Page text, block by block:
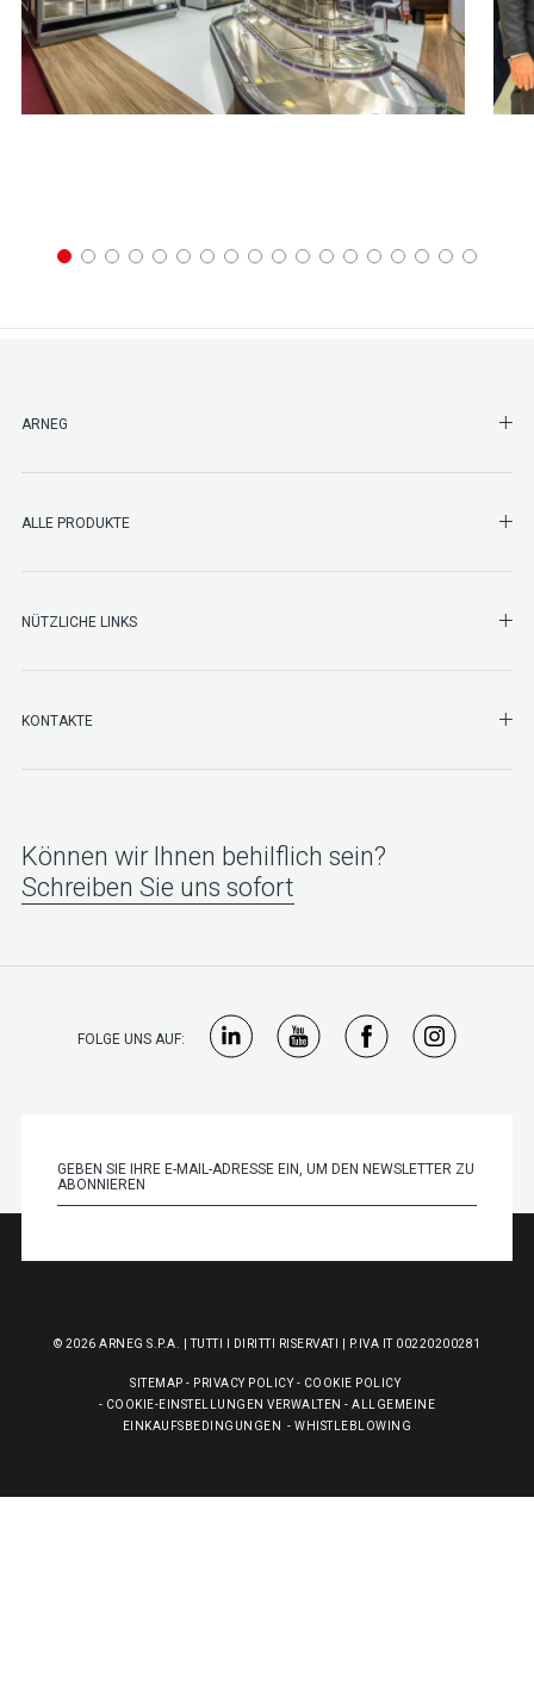
ARNEG
ALLE PRODUKTE
NÜTZLICHE LINKS
KONTAKTE
Können wir Ihnen behilflich sein?
Schreiben Sie uns sofort
FOLGE UNS AUF:
© 2026 ARNEG S.P.A. | TUTTI I DIRITTI RISERVATI | P.IVA IT 00220200281
SITEMAP - PRIVACY POLICY- COOKIE POLICY
- COOKIE-EINSTELLUNGEN VERWALTEN -ALLGEMEINE
EINKAUFSBEDINGUNGEN
-WHISTLEBLOWING